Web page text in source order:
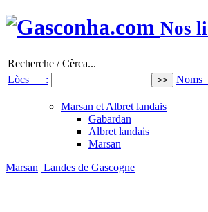
Nos
Recherche / Cèrca...
Lòcs :
Marsan et Albret landais
Gabardan
Albret landais
Marsan
Marsan Landes de Gascogne